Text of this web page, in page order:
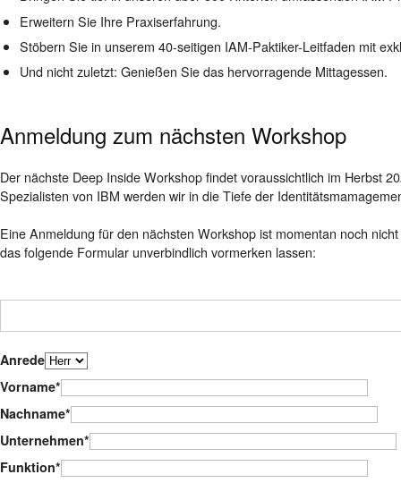
Erweitern Sie Ihre Praxiserfahrung.
Stöbern Sie in unserem 40-seitigen IAM-Paktiker-Leitfaden mit
Und nicht zuletzt: Genießen Sie das hervorragende Mittagessen.
Anmeldung zum nächsten Workshop
Der nächste Deep Inside Workshop findet voraussichtlich im Herbst
Spezialisten von IBM werden wir in die Tiefe der
Eine Anmeldung für den nächsten Workshop ist momentan noch
das folgende Formular unverbindlich vormerken lassen:
Anrede
Vorname*
Nachname*
Unternehmen*
Funktion*